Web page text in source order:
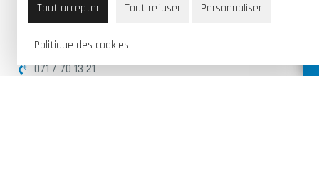
Tout accepter Tout refuser Personnaliser
Politique des cookies
Piraux Valentin & Fils SRL
Route de Florennes 95B, 6280 Gerpinnes
071 / 70 13 21